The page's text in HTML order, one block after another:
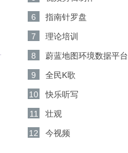
6 指南针罗盘
7 理论培训
8 蔚蓝地图环境数据平台
9 全民K歌
10 快乐听写
11 壮观
12 今视频